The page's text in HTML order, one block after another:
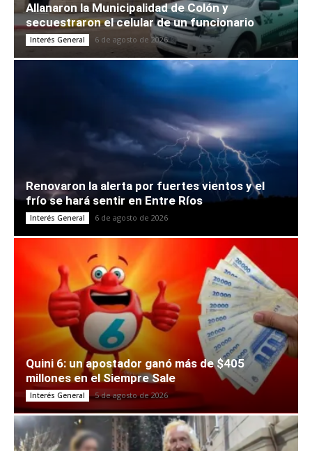
Allanaron la Municipalidad de Colón y
secuestraron el celular de un funcionario
Interés General 6 de agosto de 2026
Renovaron la alerta por fuertes vientos y el
frío se hará sentir en Entre Ríos
Interés General 6 de agosto de 2026
Quini 6: un apostador ganó más de $405
millones en el Siempre Sale
Interés General 5 de agosto de 2026